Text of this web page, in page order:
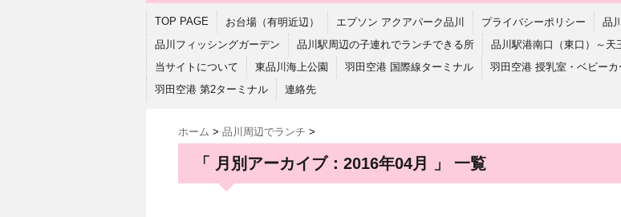
TOP PAGE お台場（有明近辺） エプソン アクアパーク品川 プライバシーポリシー
品
品川フィッシングガーデン
品川駅周辺の子連れでランチできる所 品川駅港南口（東口）～天
当サイトについて
東品川海上公園 羽田空港 国際線ターミナル 羽田空港 授乳室・ベビー
羽田空港 第2ターミナル
連絡先
ホーム > 品川周辺でランチ >
「 月別アーカイブ：2016年04月 」 一覧